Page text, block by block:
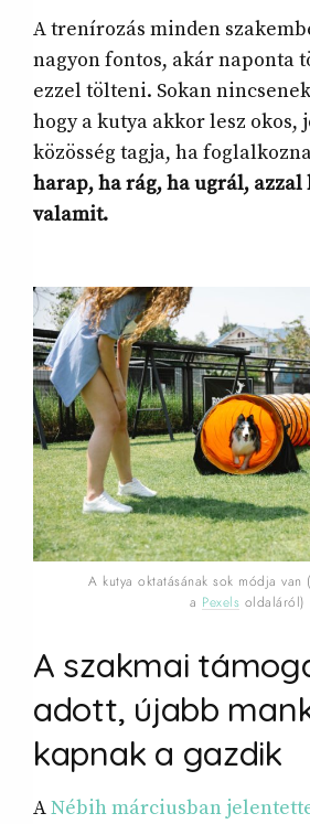
A trenírozás minden
nagyon fontos, akár naponta
ezzel tölteni. Sokan
hogy a kutya akkor lesz okos,
közösség tagja, ha
harap, ha rág, ha ugrál,
valamit.
A kutya oktatásának sok módja van (
a Pexels oldaláról)
A szakmai
adott, újabb
kapnak a gazdik
ANébih márciusban